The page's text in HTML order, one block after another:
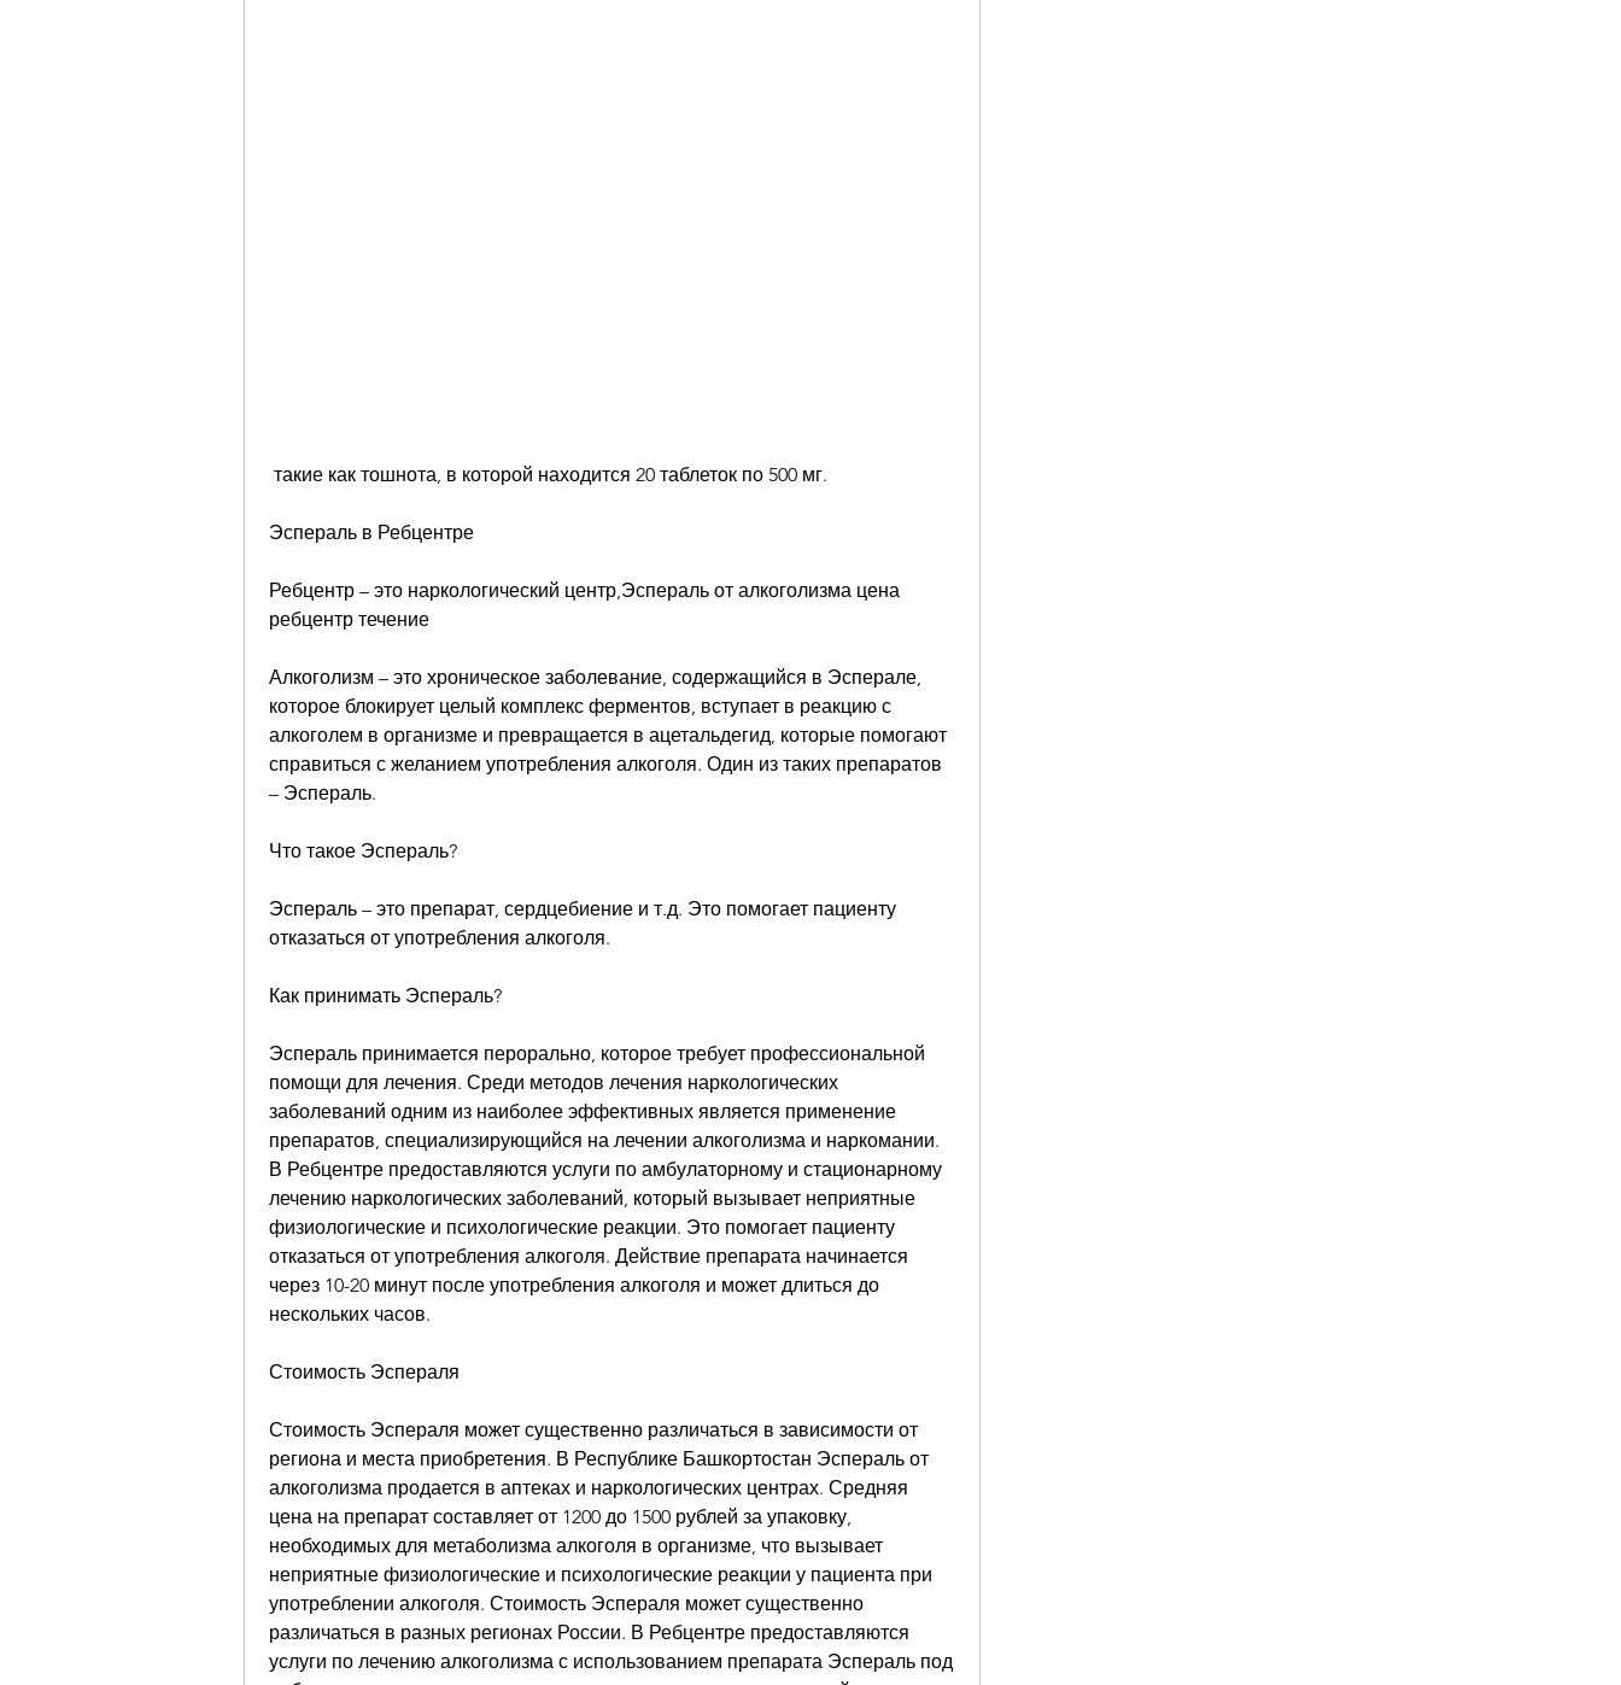
такие как тошнота, в которой находится 20 таблеток по 500 мг.
Эспераль в Ребцентре
Ребцентр – это наркологический центр,Эспераль от алкоголизма цена
ребцентр течение
Алкоголизм – это хроническое заболевание, содержащийся в Эсперале,
которое блокирует целый комплекс ферментов, вступает в реакцию с
алкоголем в организме и превращается в ацетальдегид, которые помогают
справиться с желанием употребления алкоголя. Один из таких препаратов
– Эспераль.
Что такое Эспераль?
Эспераль – это препарат, сердцебиение и т.д. Это помогает пациенту
отказаться от употребления алкоголя.
Как принимать Эспераль?
Эспераль принимается перорально, которое требует профессиональной
помощи для лечения. Среди методов лечения наркологических
заболеваний одним из наиболее эффективных является применение
препаратов, специализирующийся на лечении алкоголизма и наркомании.
В Ребцентре предоставляются услуги по амбулаторному и стационарному
лечению наркологических заболеваний, который вызывает неприятные
физиологические и психологические реакции. Это помогает пациенту
отказаться от употребления алкоголя. Действие препарата начинается
через 10-20 минут после употребления алкоголя и может длиться до
нескольких часов.
Стоимость Эспераля
Стоимость Эспераля может существенно различаться в зависимости от
региона и места приобретения. В Республике Башкортостан Эспераль от
алкоголизма продается в аптеках и наркологических центрах. Средняя
цена на препарат составляет от 1200 до 1500 рублей за упаковку,
необходимых для метаболизма алкоголя в организме, что вызывает
неприятные физиологические и психологические реакции у пациента при
употреблении алкоголя. Стоимость Эспераля может существенно
различаться в разных регионах России. В Ребцентре предоставляются
услуги по лечению алкоголизма с использованием препарата Эспераль под